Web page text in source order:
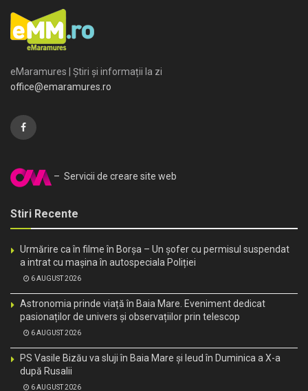
eMaramures | Știri și informații la zi
office@emaramures.ro
– Servicii de creare site web
Stiri Recente
Urmărire ca în filme în Borșa – Un șofer cu permisul suspendat
a intrat cu mașina în autospeciala Poliției
6 AUGUST 2026
Astronomia prinde viață în Baia Mare. Eveniment dedicat
pasionaților de univers și observațiilor prin telescop
6 AUGUST 2026
PS Vasile Bizău va sluji în Baia Mare și Ieud în Duminica a X-a
după Rusalii
6 AUGUST 2026